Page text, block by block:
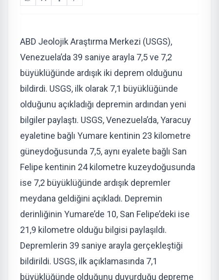
ABD Jeolojik Araştırma Merkezi (USGS),
Venezuela’da 39 saniye arayla 7,5 ve 7,2
büyüklüğünde ardışık iki deprem olduğunu
bildirdi. USGS, ilk olarak 7,1 büyüklüğünde
olduğunu açıkladığı depremin ardından yeni
bilgiler paylaştı. USGS, Venezuela’da, Yaracuy
eyaletine bağlı Yumare kentinin 23 kilometre
güneydoğusunda 7,5, aynı eyalete bağlı San
Felipe kentinin 24 kilometre kuzeydoğusunda
ise 7,2 büyüklüğünde ardışık depremler
meydana geldiğini açıkladı. Depremin
derinliğinin Yumare’de 10, San Felipe’deki ise
21,9 kilometre olduğu bilgisi paylaşıldı.
Depremlerin 39 saniye arayla gerçekleştiği
bildirildi. USGS, ilk açıklamasında 7,1
büyüklüğünde olduğunu duyurduğu depreme